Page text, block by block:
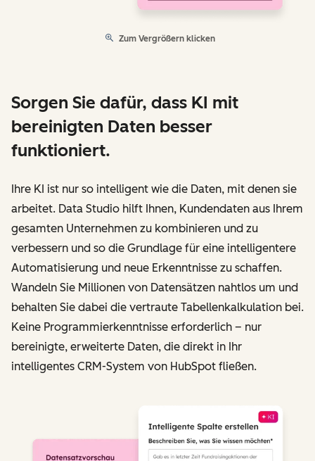
Zum Vergrößern klicken
Sorgen Sie dafür, dass KI mit
bereinigten Daten besser
funktioniert.
Ihre KI ist nur so intelligent wie die Daten, mit denen sie
arbeitet. Data Studio hilft Ihnen, Kundendaten aus Ihrem
gesamten Unternehmen zu kombinieren und zu
verbessern und so die Grundlage für eine intelligentere
Automatisierung und neue Erkenntnisse zu schaffen.
Wandeln Sie Millionen von Datensätzen nahtlos um und
behalten Sie dabei die vertraute Tabellenkalkulation bei.
Keine Programmierkenntnisse erforderlich – nur
bereinigte, erweiterte Daten, die direkt in Ihr
intelligentes CRM-System von HubSpot fließen.